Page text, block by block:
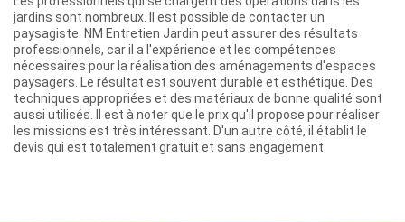
jardins sont nombreux. Il est possible de contacter un
paysagiste. NM Entretien Jardin peut assurer des résultats
professionnels, car il a l'expérience et les compétences
nécessaires pour la réalisation des aménagements d'espaces
paysagers. Le résultat est souvent durable et esthétique. Des
techniques appropriées et des matériaux de bonne qualité sont
aussi utilisés. Il est à noter que le prix qu'il propose pour réaliser
les missions est très intéressant. D'un autre côté, il établit le
devis qui est totalement gratuit et sans engagement.